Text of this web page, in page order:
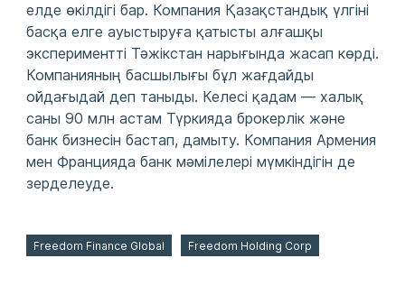
елде өкілдігі бар. Компания Қазақстандық үлгіні
басқа елге ауыстыруға қатысты алғашқы
экспериментті Тәжікстан нарығында жасап көрді.
Компанияның басшылығы бұл жағдайды
ойдағыдай деп таныды. Келесі қадам — халық
саны 90 млн астам Түркияда брокерлік және
банк бизнесін бастап, дамыту. Компания Армения
мен Францияда банк мәмілелері мүмкіндігін де
зерделеуде.
Freedom Finance Global Freedom Holding Corp